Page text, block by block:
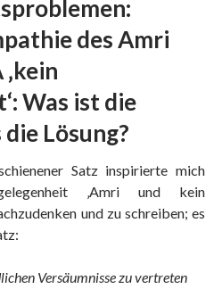
des Amri
Was ist die
Lösung?
Satz inspirierte mich
‚Amri und kein
und zu schreiben; es
Versäumnisse zu vertreten